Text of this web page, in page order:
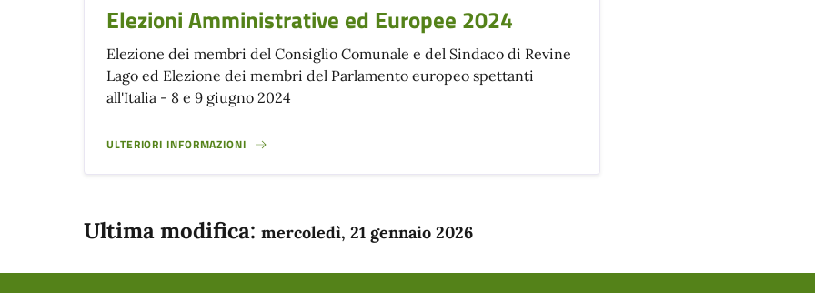
Elezioni Amministrative ed Europee 2024
Elezione dei membri del Consiglio Comunale e del Sindaco di Revine
Lago ed Elezione dei membri del Parlamento europeo spettanti
all'Italia - 8 e 9 giugno 2024
ULTERIORI INFORMAZIONI
Ultima modifica: mercoledì, 21 gennaio 2026